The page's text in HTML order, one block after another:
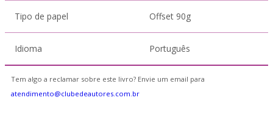
Tipo de papel Offset 90g
Idioma Português
Tem algo a reclamar sobre este livro? Envie um email para
atendimento@clubedeautores.com.br